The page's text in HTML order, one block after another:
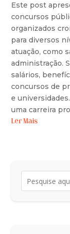
Este post
concursos
organizados
para diversos
atuação, como
administração.
salários,
concursos de
e
uma carreira
Ler Mais